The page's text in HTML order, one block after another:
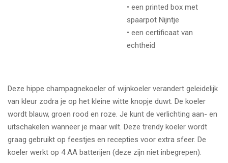
• een printed box met
spaarpot Nijntje
• een certificaat van
echtheid
Deze hippe champagnekoeler of wijnkoeler verandert geleidelijk
van kleur zodra je op het kleine witte knopje duwt. De koeler
wordt blauw, groen rood en roze. Je kunt de verlichting aan- en
uitschakelen wanneer je maar wilt. Deze trendy koeler wordt
graag gebruikt op feestjes en recepties voor extra sfeer. De
koeler werkt op 4 AA batterijen (deze zijn niet inbegrepen).